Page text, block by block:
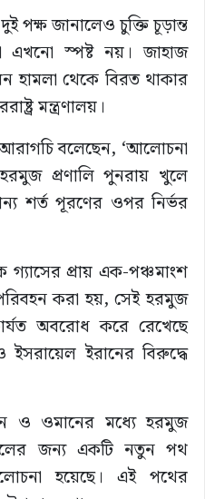
পক্ষ জানালেও চুক্তি চূড়ান্ত
স্পষ্ট নয়। জাহাজ
হামলা থেকে বিরত থাকার
মন্ত্রণালয়।
আরাগচি বলেছেন, ‘আলোচনা
প্রণালি পুনরায় খুলে
শর্ত পূরণের ওপর নির্ভর
গ্যাসের প্রায় এক-পঞ্চমাংশ
করা হয়, সেই হরমুজ
অবরোধ করে রেখেছে
ইরানের বিরুদ্ধে
ও ওমানের মধ্যে হরমুজ
জন্য একটি নতুন পথ
হয়েছে। এই পথের